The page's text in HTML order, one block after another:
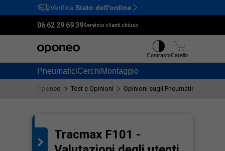
Ctrl M
Verifica Stato dell'ordine
06 62 29 69 39Servizio clienti chiuso
PneumaticiCerchiMontaggio
ContrastoCarello
Oponeo Test e Opinioni Opinioni sugli Pneumatici Tracmax
Tracmax F101 -